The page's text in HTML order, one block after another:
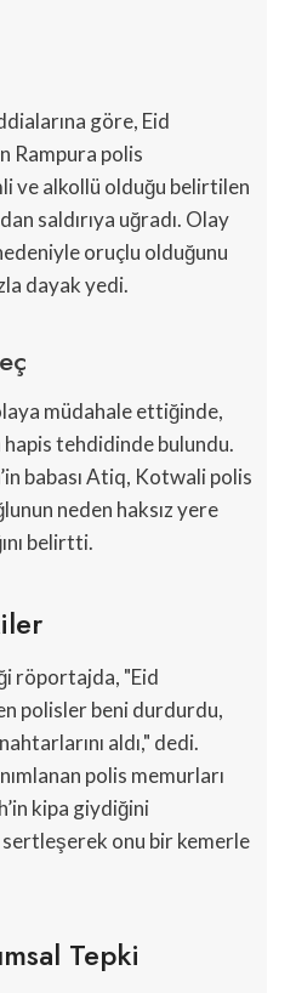
göre, Eid
Rampura polis
ve alkollü olduğu belirtilen
saldırıya uğradı. Olay
oruçlu olduğunu
dayak yedi.
müdahale ettiğinde,
tehdidinde bulundu.
babası Atiq, Kotwali polis
neden haksız yere
belirtti.
röportajda, "Eid
polisler beni durdurdu,
aldı," dedi.
polis memurları
kipa giydiğini
onu bir kemerle
Tepki